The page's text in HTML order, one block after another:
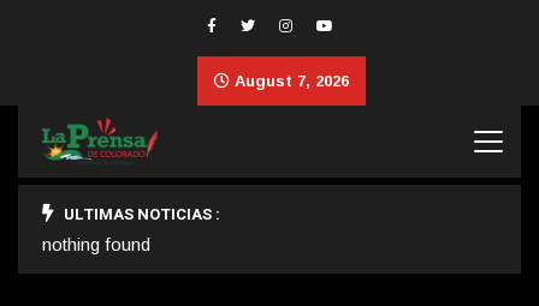
August 7, 2026
ULTIMAS NOTICIAS :
nothing found